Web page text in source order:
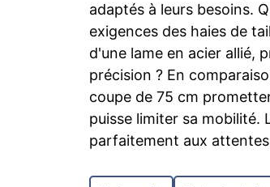
adaptés à leurs besoins.
exigences des haies de
d'une lame en acier allié,
précision ? En
coupe de 75 cm
puisse limiter sa mobilité.
parfaitement aux